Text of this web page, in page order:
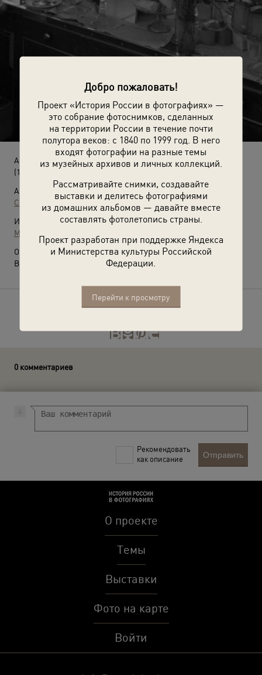
Добро пожаловать!
Проект «История России в фотографиях» —
это собрание фотоснимков, сделанных
на территории России в течение почти
полутора веков: с 1840 по 1999 год. В него
входят фотографии на разные темы
из музейных архивов и личных коллекций.
Рассматривайте снимки, создавайте
выставки и делитесь фотографиями
из домашних альбомов — давайте вместе
составлять фотолетопись страны.
Проект разработан при поддержке Яндекса
и Министерства культуры Российской
Федерации.
Перейти к просмотру
Автобус-буфет
(1955 - 1959)
Автор:
Семен Мишин-Моргенштерн
Источники:
МАММ / МДФ
О фотографии:
Выставка
«С пылу, с жару!»с этой фотографией.
0 комментариев
Рекомендовать
как описание
Отправить
О проекте
Темы
Выставки
Фото на карте
Войти